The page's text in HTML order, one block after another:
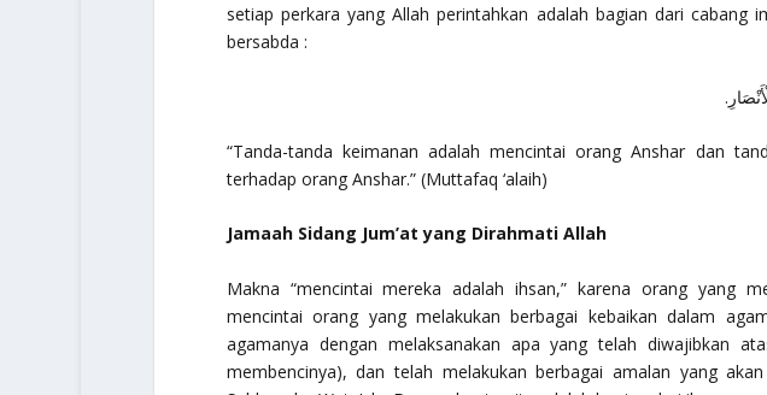
setiap perkara yang Allah perintahkan adalah bagian dari cabang
bersabda :
“Tanda-tanda keimanan adalah mencintai orang Anshar dan
terhadap orang Anshar.”(Muttafaq ‘alaih)
Jamaah Sidang Jum’at yang Dirahmati Allah
Makna “mencintai mereka adalah ihsan,” karena orang yang
mencintai orang yang melakukan berbagai kebaikan dalam
agamanya dengan melaksanakan apa yang telah diwajibkan
membencinya), dan telah melakukan berbagai amalan yang